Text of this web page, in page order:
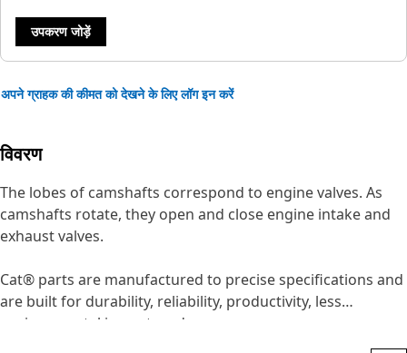
उपकरण जोड़ें
अपने ग्राहक की कीमत को देखने के लिए लॉग इन करें
विवरण
The lobes of camshafts correspond to engine valves. As
camshafts rotate, they open and close engine intake and
exhaust valves.
Cat® parts are manufactured to precise specifications and
are built for durability, reliability, productivity, less
environmental impact, and reuse.